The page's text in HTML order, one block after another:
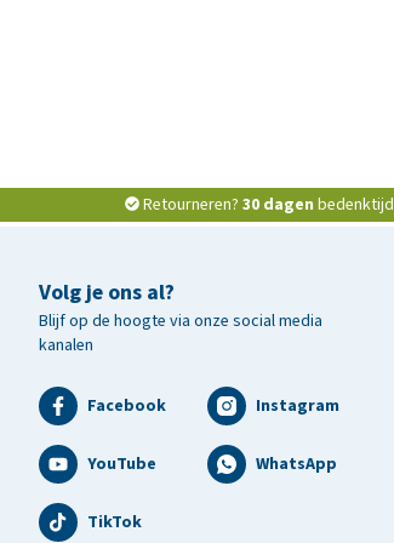
Retourneren? 30 dagen bedenktijd
Volg je ons al?
Blijf op de hoogte via onze social media
kanalen
Facebook Instagram
YouTube WhatsApp
TikTok